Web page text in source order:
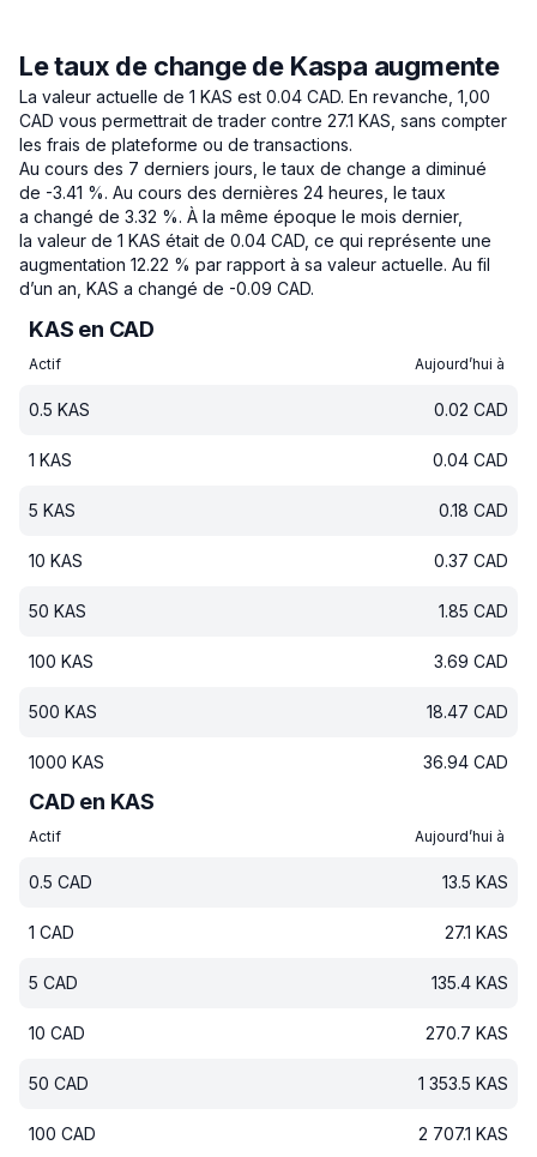
Le taux de change de Kaspa augmente
La valeur actuelle de 1 KAS est 0.04 CAD. En revanche, 1,00
CAD vous permettrait de trader contre 27.1 KAS, sans compter
les frais de plateforme ou de transactions.
Au cours des 7 derniers jours, le taux de change a diminué
de -3.41 %. Au cours des dernières 24 heures, le taux
a changé de 3.32 %. À la même époque le mois dernier,
la valeur de 1 KAS était de 0.04 CAD, ce qui représente une
augmentation 12.22 % par rapport à sa valeur actuelle. Au fil
d’un an, KAS a changé de -0.09 CAD.
KAS en CAD
Actif Aujourd’hui à
0.5 KAS 0.02 CAD
1 KAS 0.04 CAD
5 KAS 0.18 CAD
10 KAS 0.37 CAD
50 KAS 1.85 CAD
100 KAS 3.69 CAD
500 KAS 18.47 CAD
1000 KAS 36.94 CAD
CAD en KAS
Actif Aujourd’hui à
0.5 CAD 13.5 KAS
1 CAD 27.1 KAS
5 CAD 135.4 KAS
10 CAD 270.7 KAS
50 CAD 1 353.5 KAS
100 CAD 2 707.1 KAS